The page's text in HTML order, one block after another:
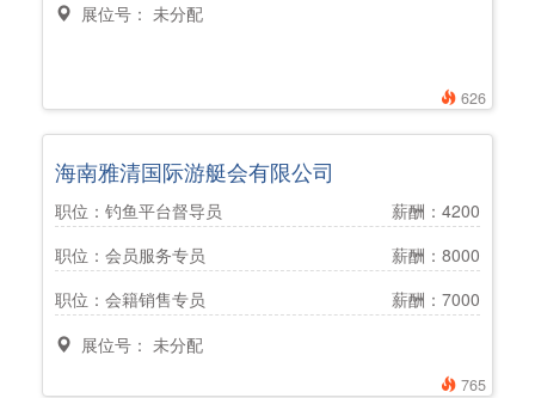
626
展位号： 未分配
765
海南雅清国际游艇会有限公司
职位：钓鱼平台督导员
薪酬：4200
职位：会员服务专员
薪酬：8000
职位：会籍销售专员
薪酬：7000
展位号： 未分配